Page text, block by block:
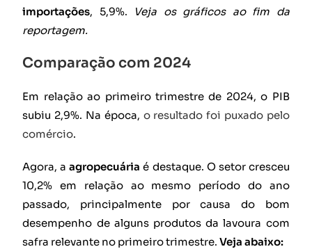
importações, 5,9%.
Veja os gráficos ao fim da
reportagem.
Comparação com 2024
Em relação ao primeiro trimestre de 2024, o PIB
subiu 2,9%. Na época, o resultado foi puxado pelo
comércio.
Agora, aagropecuária é destaque. O setor cresceu
10,2% em relação ao mesmo período do ano
passado, principalmente por causa do bom
desempenho de alguns produtos da lavoura com
safra relevante no primeiro trimestre.Veja abaixo: